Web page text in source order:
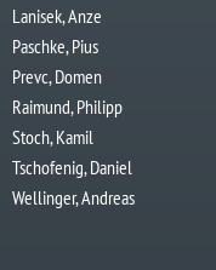
Lanisek, Anze
Paschke, Pius
Prevc, Domen
Raimund, Philipp
Stoch, Kamil
Tschofenig, Daniel
Wellinger, Andreas